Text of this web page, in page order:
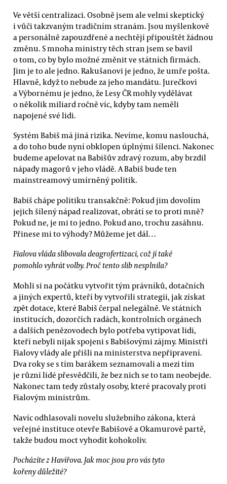
Ve větší centralizaci. Osobně jsem ale velmi skeptický
i vůči takzvaným tradičním stranám. Jsou myšlenkově
a personálně zapouzdřené a nechtějí připouštět žádnou
změnu. S mnoha ministry těch stran jsem se bavil
o tom, co by bylo možné změnit ve státních firmách.
Jim je to ale jedno. Rakušanovi je jedno, že umře pošta.
Hlavně, když to nebude za jeho mandátu. Jurečkovi
a Výbornému je jedno, že Lesy ČR mohly vydělávat
o několik miliard ročně víc, kdyby tam neměli
napojené své lidi.
Systém Babiš má jiná rizika. Nevíme, komu naslouchá,
a do toho bude nyní obklopen úplnými šílenci. Nakonec
budeme apelovat na Babišův zdravý rozum, aby brzdil
nápady magorů v jeho vládě. A Babiš bude ten
mainstreamový umírněný politik.
Babiš chápe politiku transakčně: Pokud jim dovolím
jejich šílený nápad realizovat, obrátí se to proti mně?
Pokud ne, je mi to jedno. Pokud ano, trochu zasáhnu.
Přinese mi to výhody? Můžeme jet dál…
Fialova vláda slibovala deagrofertizaci, což jí také
pomohlo vyhrát volby. Proč tento slib nesplnila?
Mohli si na počátku vytvořit tým právníků, dotačních
a jiných expertů, kteří by vytvořili strategii, jak získat
zpět dotace, které Babiš čerpal nelegálně. Ve státních
institucích, dozorčích radách, kontrolních orgánech
a dalších penězovodech bylo potřeba vytipovat lidi,
kteří nebyli nijak spojeni s Babišovými zájmy. Ministři
Fialovy vlády ale přišli na ministerstva nepřipravení.
Dva roky se s tím barákem seznamovali a mezi tím
je různí lidé přesvědčili, že bez nich se to tam neobejde.
Nakonec tam tedy zůstaly osoby, které pracovaly proti
Fialovým ministrům.
Navíc odhlasovali novelu služebního zákona, která
veřejné instituce otevře Babišově a Okamurově partě,
takže budou moct vyhodit kohokoliv.
Pocházíte z Havířova. Jak moc jsou pro vás tyto
kořeny důležité?